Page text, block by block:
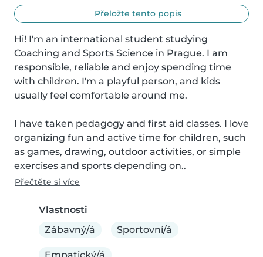
Přeložte tento popis
Hi! I'm an international student studying
Coaching and Sports Science in Prague. I am
responsible, reliable and enjoy spending time
with children. I'm a playful person, and kids
usually feel comfortable around me.
I have taken pedagogy and first aid classes. I love
organizing fun and active time for children, such
as games, drawing, outdoor activities, or simple
exercises and sports depending on..
Přečtěte si více
Vlastnosti
Zábavný/á
Sportovní/á